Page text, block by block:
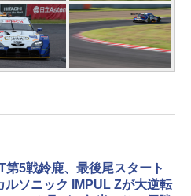
第5戦鈴鹿、最後尾スタート
ルソニック IMPUL Zが大逆転